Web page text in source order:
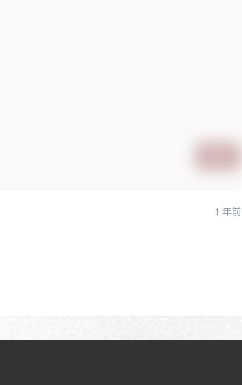
1 年前